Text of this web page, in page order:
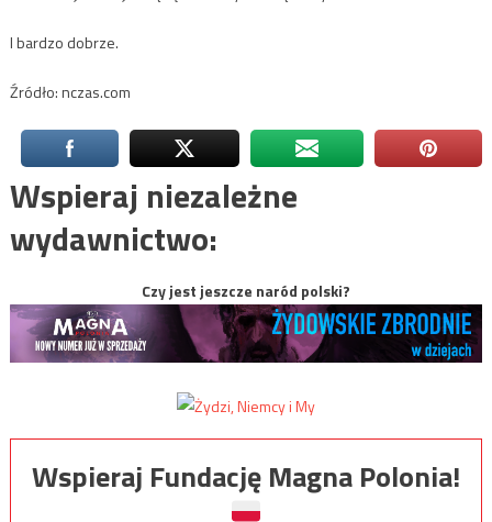
I bardzo dobrze.
Źródło: nczas.com
Wspieraj niezależne
wydawnictwo:
Czy jest jeszcze naród polski?
Wspieraj Fundację Magna Polonia!